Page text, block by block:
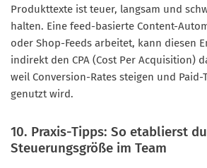
Produkttexte ist teuer, langsam und
halten. Eine feed-basierte Content-
oder Shop-Feeds arbeitet, kann diesen
indirekt den CPA (Cost Per Acquisition)
weil Conversion-Rates steigen und
genutzt wird.
10. Praxis-Tipps: So etablierst
Steuerungsgröße im Team